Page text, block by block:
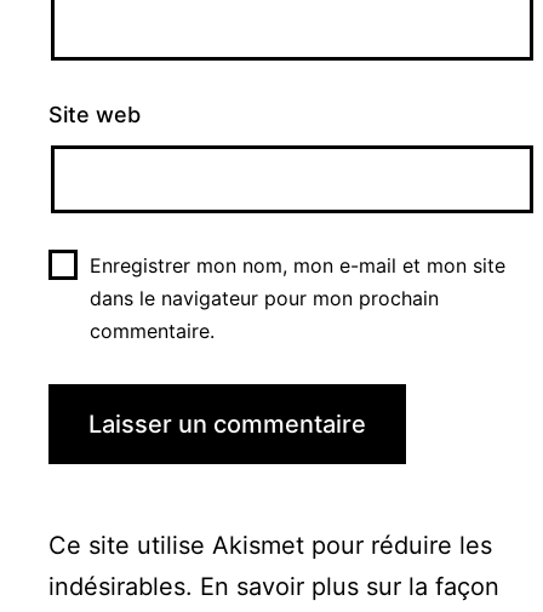
Site web
Enregistrer mon nom, mon e-mail et mon site
dans le navigateur pour mon prochain
commentaire.
Ce site utilise Akismet pour réduire les
indésirables. En savoir plus sur la façon